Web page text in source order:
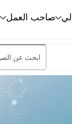
صاحب العمل